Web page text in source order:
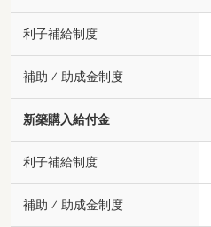
利子補給制度
補助 ⁄ 助成金制度
新築購入給付金
利子補給制度
補助 ⁄ 助成金制度